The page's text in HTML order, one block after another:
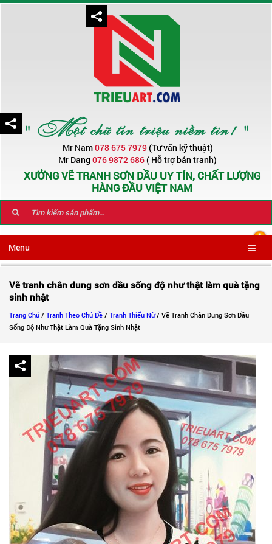
" Một chữ tín triệu niềm tin! "
Mr Nam078 675 7979(Tư vấn kỹ thuật)
Mr Dang 076 9872 686( Hỗ trợ bán tranh)
XƯỞNG VẼ TRANH SƠN DẦU UY TÍN, CHẤT LƯỢNG
HÀNG ĐẦU VIỆT NAM
Menu
Vẽ tranh chân dung sơn dầu sống độ như thật làm quà tặng
sinh nhật
Trang Chủ / Tranh Theo Chủ Đề / Tranh Thiếu Nữ/ Vẽ Tranh Chân Dung Sơn Dầu
Sống Độ Như Thật Làm Quà Tặng Sinh Nhật